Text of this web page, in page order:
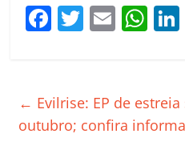
F
e
b
T
er
E
l
W
s
A
← Evilrise: EP de
outubro; confira